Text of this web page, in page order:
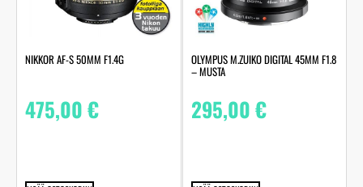
NIKKOR AF-S 50MM F1.4G
475,00€
OLYMPUS M.ZUIKO DIGITAL 45MM F1.8
– MUSTA
295,00€